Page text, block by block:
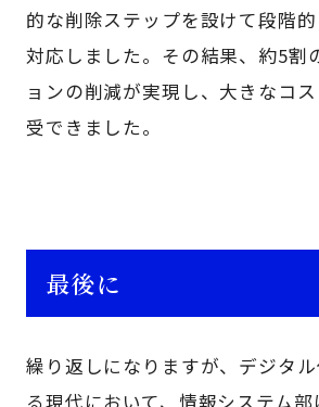
的な削除ステップを設けて段階
対応しました。その結果、約5割
ョンの削減が実現し、大きなコ
受できました。
最後に
繰り返しになりますが、デジタ
る現代において、情報システム